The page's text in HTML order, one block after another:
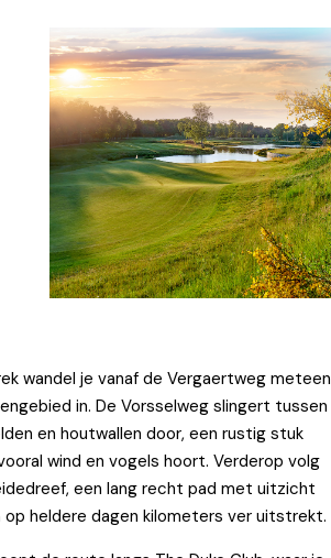
wandel je vanaf de Vergaertweg meteen
in. De Vorsselweg slingert tussen
en houtwallen door, een rustig stuk
wind en vogels hoort. Verderop volg
een lang recht pad met uitzicht
heldere dagen kilometers ver uitstrekt.